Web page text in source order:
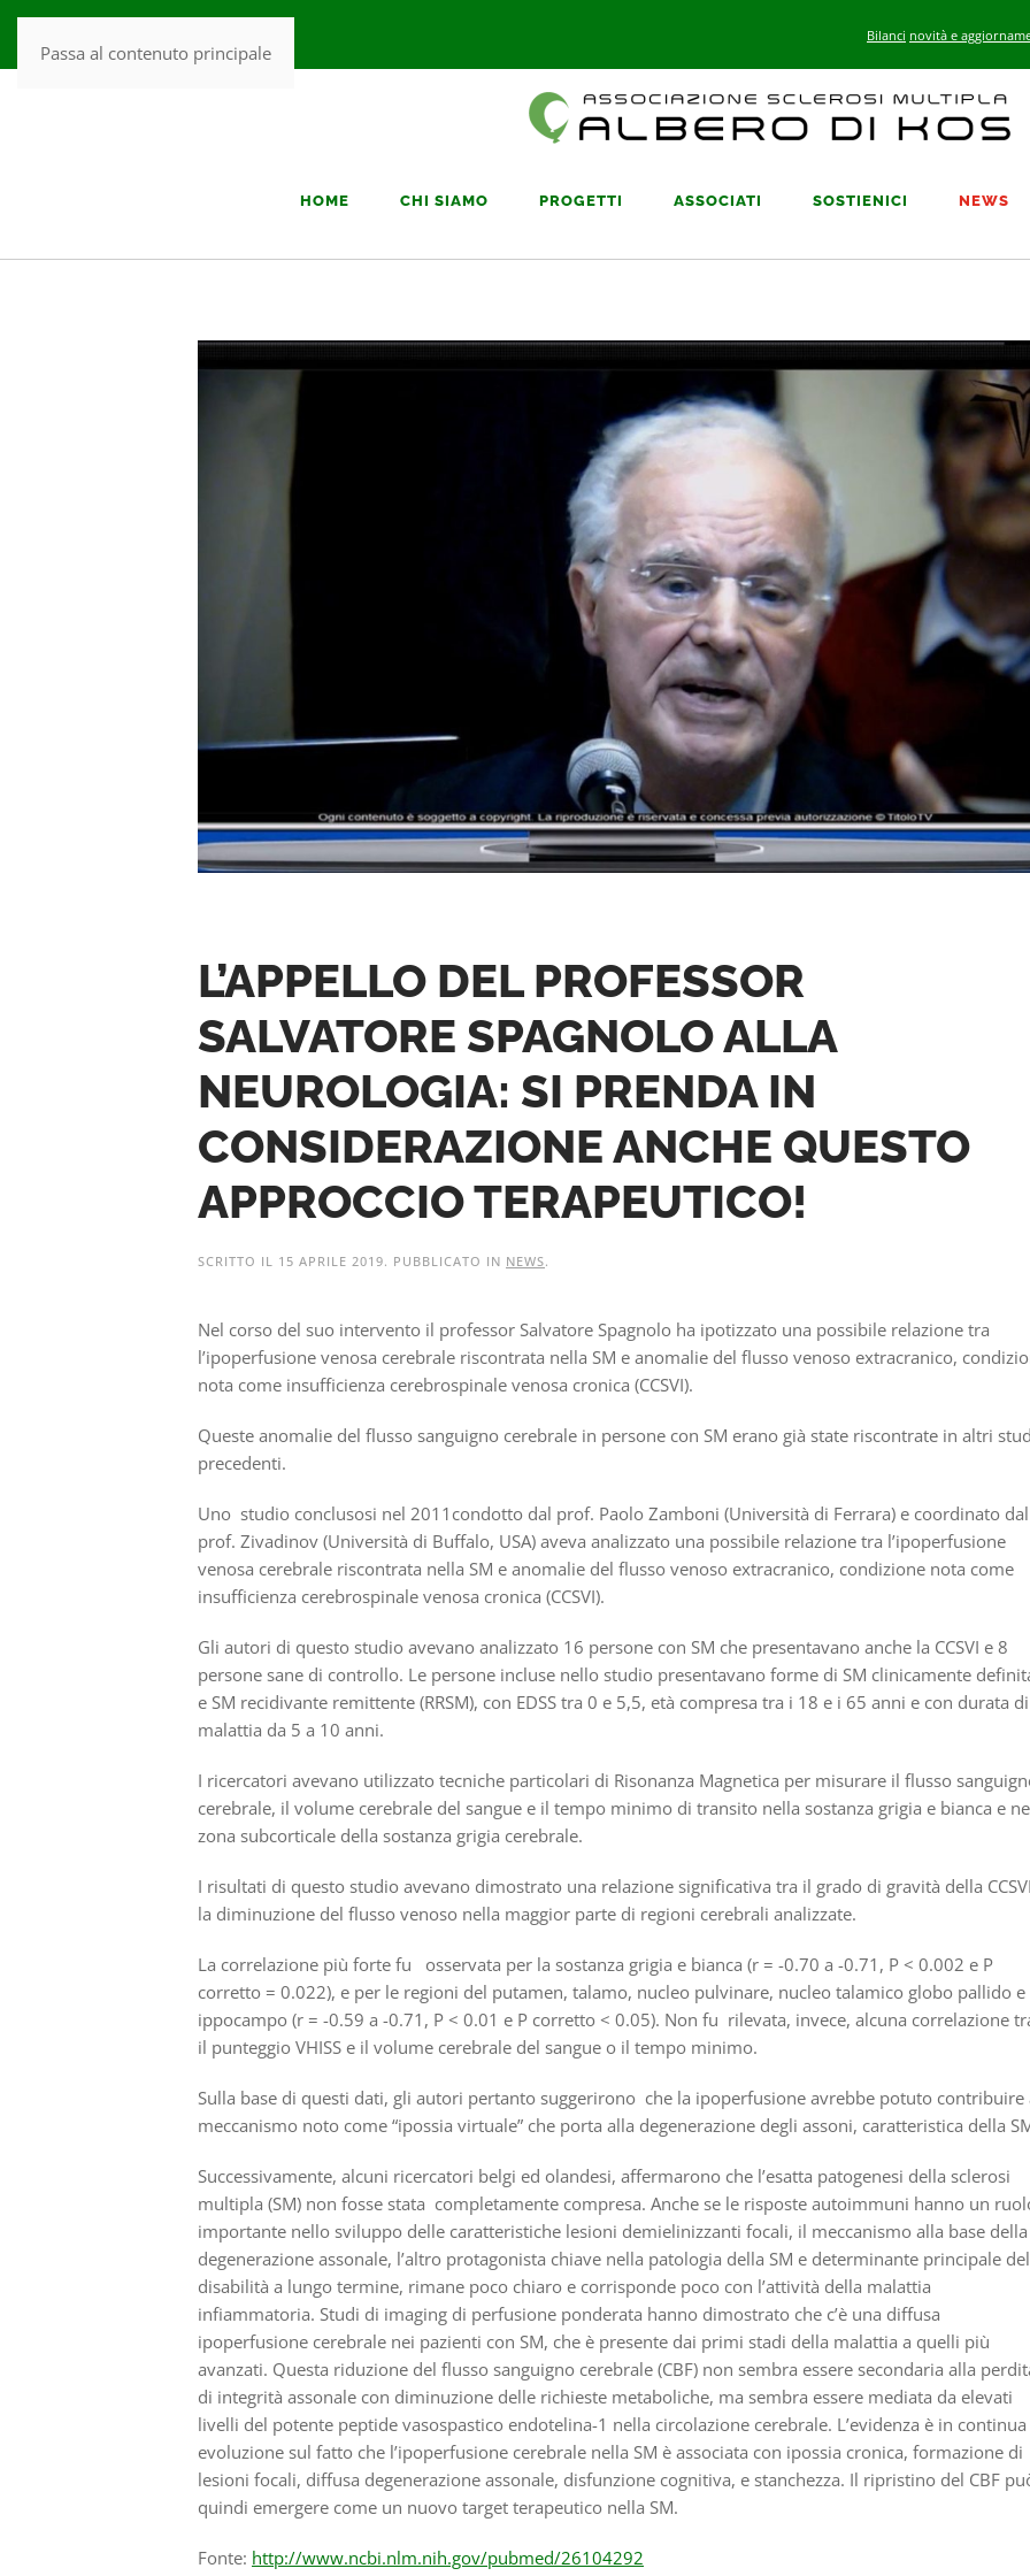
Passa al contenuto principale
Bilanci novità e
HOME CHI SIAMO PROGETTI ASSOCIATI SOSTIENICI NEWS
L’APPELLO DEL PROFESSOR
SALVATORE SPAGNOLO ALLA
NEUROLOGIA: SI PRENDA IN
CONSIDERAZIONE ANCHE QUESTO
APPROCCIO TERAPEUTICO!
SCRITTO IL 15 APRILE 2019. PUBBLICATO IN NEWS.
Nel corso del suo intervento il professor Salvatore Spagnolo ha ipotizzato una possibile relazione tra
l’ipoperfusione venosa cerebrale riscontrata nella SM e anomalie del flusso venoso extracranico,
nota come insufficienza cerebrospinale venosa cronica (CCSVI).
Queste anomalie del flusso sanguigno cerebrale in persone con SM erano già state riscontrate in altri
precedenti.
Uno studio conclusosi nel 2011condotto dal prof. Paolo Zamboni (Università di Ferrara) e coordinato dal
prof. Zivadinov (Università di Buffalo, USA) aveva analizzato una possibile relazione tra l’ipoperfusione
venosa cerebrale riscontrata nella SM e anomalie del flusso venoso extracranico, condizione nota come
insufficienza cerebrospinale venosa cronica (CCSVI).
Gli autori di questo studio avevano analizzato 16 persone con SM che presentavano anche la CCSVI e 8
persone sane di controllo. Le persone incluse nello studio presentavano forme di SM clinicamente
e SM recidivante remittente (RRSM), con EDSS tra 0 e 5,5, età compresa tra i 18 e i 65 anni e con durata di
malattia da 5 a 10 anni.
I ricercatori avevano utilizzato tecniche particolari di Risonanza Magnetica per misurare il flusso
cerebrale, il volume cerebrale del sangue e il tempo minimo di transito nella sostanza grigia e bianca e
zona subcorticale della sostanza grigia cerebrale.
I risultati di questo studio avevano dimostrato una relazione significativa tra il grado di gravità della
la diminuzione del flusso venoso nella maggior parte di regioni cerebrali analizzate.
La correlazione più forte fu osservata per la sostanza grigia e bianca (r = -0.70 a -0.71, P < 0.002 e P
corretto = 0.022), e per le regioni del putamen, talamo, nucleo pulvinare, nucleo talamico globo pallido e
ippocampo (r = -0.59 a -0.71, P < 0.01 e P corretto < 0.05). Non fu rilevata, invece, alcuna correlazione
il punteggio VHISS e il volume cerebrale del sangue o il tempo minimo.
Sulla base di questi dati, gli autori pertanto suggerirono che la ipoperfusione avrebbe potuto contribuire
meccanismo noto come “ipossia virtuale” che porta alla degenerazione degli assoni, caratteristica della
Successivamente, alcuni ricercatori belgi ed olandesi, affermarono che l’esatta patogenesi della sclerosi
multipla (SM) non fosse stata completamente compresa. Anche se le risposte autoimmuni hanno un
importante nello sviluppo delle caratteristiche lesioni demielinizzanti focali, il meccanismo alla base della
degenerazione assonale, l’altro protagonista chiave nella patologia della SM e determinante principale
disabilità a lungo termine, rimane poco chiaro e corrisponde poco con l’attività della malattia
infiammatoria. Studi di imaging di perfusione ponderata hanno dimostrato che c’è una diffusa
ipoperfusione cerebrale nei pazienti con SM, che è presente dai primi stadi della malattia a quelli più
avanzati. Questa riduzione del flusso sanguigno cerebrale (CBF) non sembra essere secondaria alla
di integrità assonale con diminuzione delle richieste metaboliche, ma sembra essere mediata da elevati
livelli del potente peptide vasospastico endotelina-1 nella circolazione cerebrale. L’evidenza è in continua
evoluzione sul fatto che l’ipoperfusione cerebrale nella SM è associata con ipossia cronica, formazione di
lesioni focali, diffusa degenerazione assonale, disfunzione cognitiva, e stanchezza. Il ripristino del CBF
quindi emergere come un nuovo target terapeutico nella SM.
Fonte: http://www.ncbi.nlm.nih.gov/pubmed/26104292